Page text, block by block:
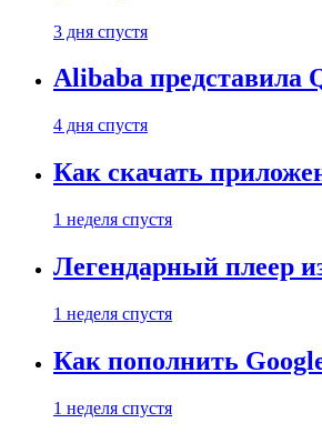
3 дня спустя
Alibaba
4 дня спустя
Как скачать
1 неделя спустя
Легендарный плеер
1 неделя спустя
Как пополнить
1 неделя спустя